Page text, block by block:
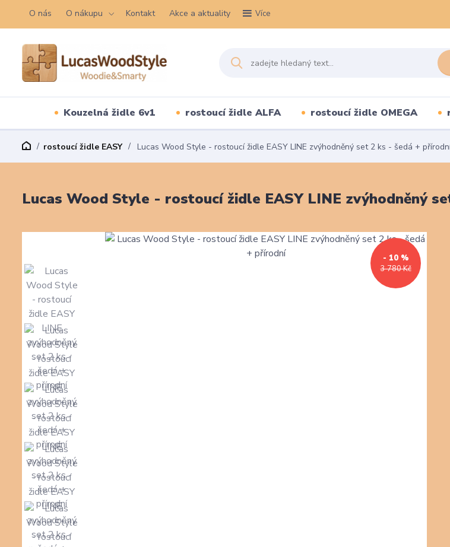
O nás O nákupu Kontakt Akce a aktuality Více
Kouzelná židle 6v1 rostoucí židle ALFA rostoucí židle OMEGA
rostoucí židle EASY Lucas Wood Style - rostoucí židle EASY LINE zvýhodněný set 2 ks - šedá +
Lucas Wood Style - rostoucí židle EASY LINE zvýhodněný
3 780 Kč
- 10 %